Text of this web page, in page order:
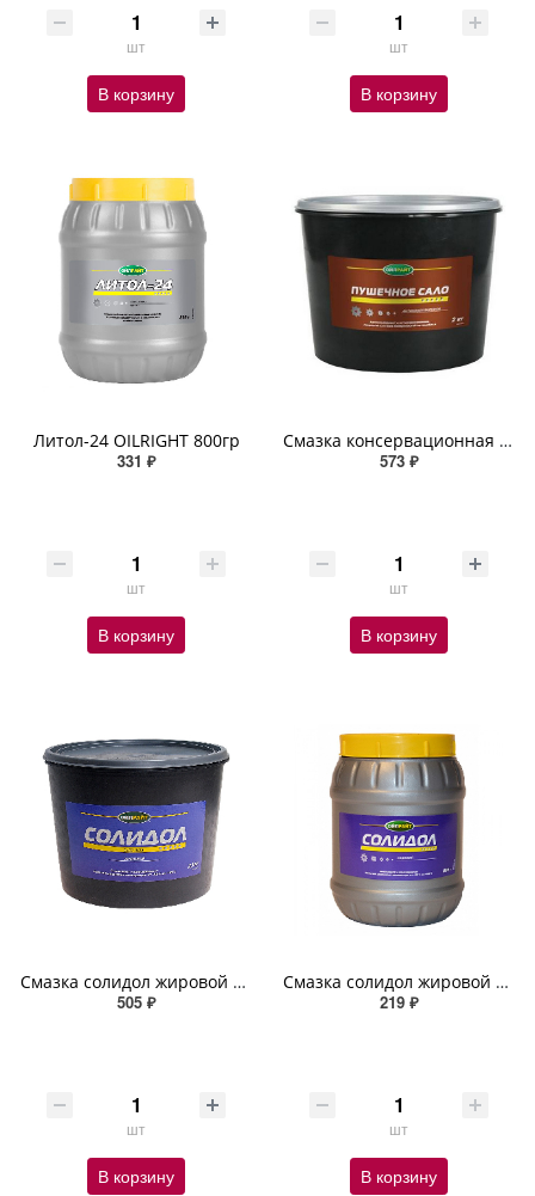
шт
В корзину
шт
В корзину
Литол-24 OILRIGHT 800гр
331 ₽
шт
В корзину
Смазка консервационная OILRIGHT Пушечное сало 2кг ведро
573 ₽
шт
В корзину
Смазка солидол жировой OILRIGHT 2,1кг ведро
505 ₽
шт
В корзину
Смазка солидол жировой OILRIGHT 800гр ведро
219 ₽
шт
В корзину